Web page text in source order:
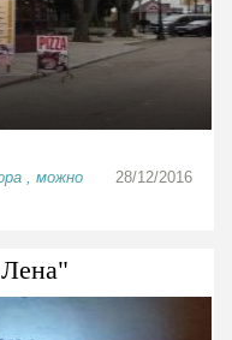
, можно
28/12/2016